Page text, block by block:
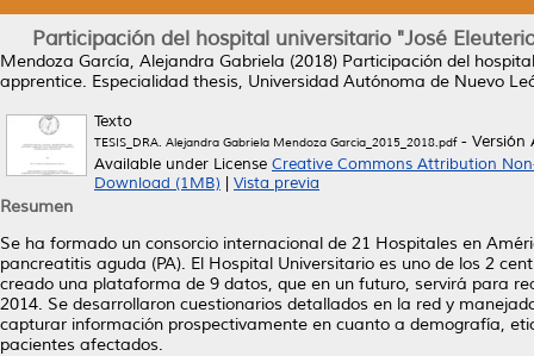
Participación del hospital universitario "José
Mendoza García, Alejandra Gabriela (2018) Participación del
apprentice. Especialidad thesis, Universidad Autónoma de Nuevo
Texto
TESIS_DRA. Alejandra Gabriela Mendoza García_2015_2018.pdf- Versión
Available under License Creative Commons Attribution
Download (1MB)
Vista previa
Resumen
Se ha formado un consorcio internacional de 21 Hospitales en
pancreatitis aguda (PA). El Hospital Universitario es uno de los 2
creado una plataforma de 9 datos, que en un futuro, servirá para
2014. Se desarrollaron cuestionarios detallados en la red y
capturar información prospectivamente en cuanto a demografía,
pacientes afectados.